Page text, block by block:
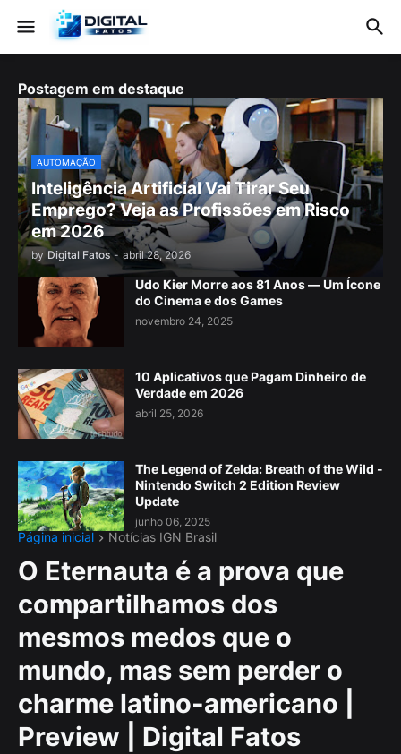
Postagem em destaque
AUTOMAÇÃO
Inteligência Artificial Vai Tirar Seu
Emprego? Veja as Profissões em Risco
em 2026
by Digital Fatos - abril 28, 2026
Udo Kier Morre aos 81 Anos — Um Ícone
do Cinema e dos Games
novembro 24, 2025
10 Aplicativos que Pagam Dinheiro de
Verdade em 2026
abril 25, 2026
The Legend of Zelda: Breath of the Wild -
Nintendo Switch 2 Edition Review
Update
junho 06, 2025
Página inicial Notícias IGN Brasil
O Eternauta é a prova que
compartilhamos dos
mesmos medos que o
mundo, mas sem perder o
charme latino-americano |
Preview | Digital Fatos